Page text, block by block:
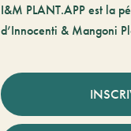
I&M PLANT.APP est la
d’Innocenti & Mangoni